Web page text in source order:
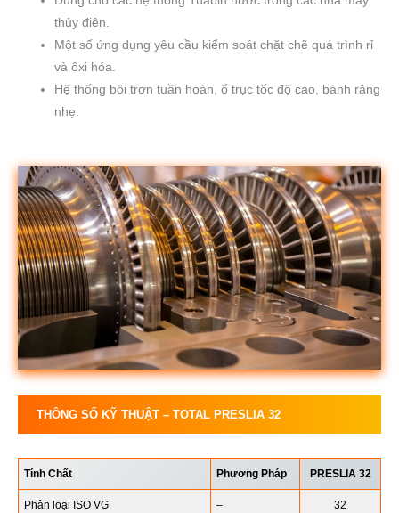
thủy điện.
Một số ứng dụng yêu cầu kiểm soát chặt chẽ quá trình rỉ
và ôxi hóa.
Hệ thống bôi trơn tuần hoàn, ổ trục tốc độ cao, bánh răng
nhẹ.
THÔNG SỐ KỸ THUẬT – TOTAL PRESLIA 32
Tính Chất Phương Pháp PRESLIA 32
Phân loại ISO VG – 32